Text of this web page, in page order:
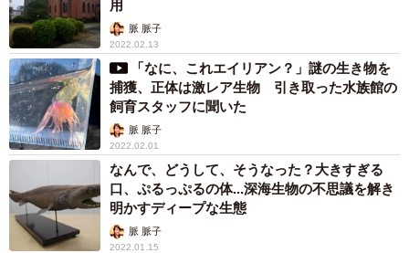
用
脈 脈子
2022.02.13
「なに、これエイリアン？」謎の生き物を
捕獲、正体は激レア生物 引き取った水族館の
飼育スタッフに聞いた
脈 脈子
2022.02.01
なんで、どうして、そうなった？大きすぎる
口、ぷるっぷるの体...深海生物の不思議を解き
明かすディープな生態
脈 脈子
2022.01.15